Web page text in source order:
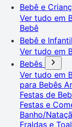
Bebê e
Ver tudo em
Bebê
Bebê e Infantil
Ver tudo em
Bebês
Ver tudo em
para Bebês
Festas de
Festas e
Banho/
Fraldas e